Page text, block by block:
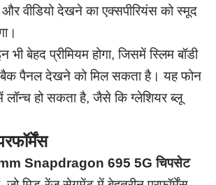
वीडियो देखने का एक्सपीरियंस को स्मूद
भी बेहद प्रीमियम होगा, जिसमें स्लिम बॉडी
बैक पैनल देखने को मिल सकता है। यह फोन
हो सकता है, जैसे कि ग्लेशियर ब्लू
Snapdragon 695 5G चिपसेट